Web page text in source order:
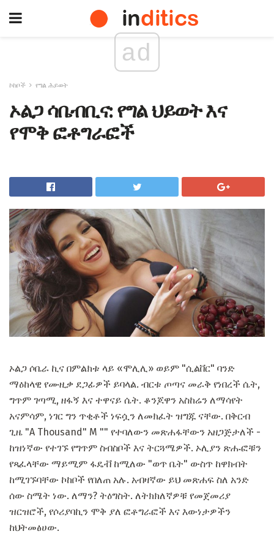
ad
ኮከቦች የግል ሕይወት
ኦልጋ ሳቤብቢና: የግል ህይወት እና
የሞቅ ፎቶግራፎች
ኦልጋ ሶቤራ ኪና በምልክቱ ላይ «ሞሊሊ» ወይም "ሲልቨር" ባንድ
ማዕከላዊ የሙዚቃ ደጋፊዎች ይባላል. ብርቱ ጦጣና መራቅ የነበረች ሴት,
ግጥም ገጣሚ, ዘፋኝ እና ተዋናይ ሴት. ቆንጆዋን አስከሬን ለማሳየት
አናምሳም, ነገር ግን ጥቂቶች ነፍሷን ለመክፈት ዝግጁ ናቸው. በቅርብ
ጊዜ "A Thousand" M "" የተባለውን መጽሐፋቸውን አዘጋጅታለች -
ከዝነኛው የተገኙ የግጥም ስብስቦች እና ትርጓሜዎች. ኦሊያን ጽሑፎቹን
የጻፈላቸው ማይሚም ፋዴቭ ከሚለው "ወጥ ቤት" ውስጥ ከዋክብት
ከሚገኙባቸው ኮከቦች የበለጠ አሉ. አብዛኛው ይህ መጽሐፍ ስለ አንድ
ሰው ስሜት ነው. ለማን? ትዕግስት. ለትክክለኛዎቹ የመጀመሪያ
ዝርዝሮች, የሶሪያባኪን ሞቅ ያለ ፎቶግራፎች እና እውነታዎችን
ከህትመፅሀው.